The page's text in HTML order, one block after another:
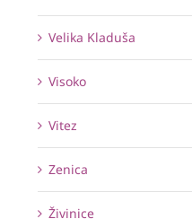
Velika Kladuša
Visoko
Vitez
Zenica
Živinice